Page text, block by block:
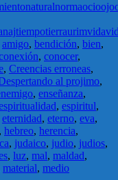
naturalnormaocioojo
tiempotierraurimvida
amigo, bendición, bien,
, conocer,
, Creencias erroneas,
al projimo,
, enseñanza,
, espiritul,
eternidad, eterno, eva,
hebreo, herencia,
, judaico, judio, judios,
, luz, mal, maldad,
material, medio